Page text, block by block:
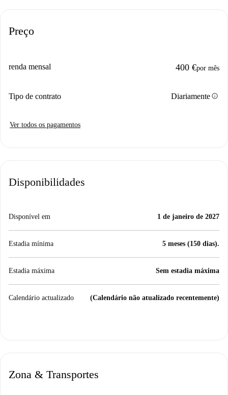
Preço
renda mensal 400 €por mês
Tipo de contrato Diariamenteinfo
Ver todos os pagamentos
Disponibilidades
Disponível em 1 de janeiro de 2027
Estadia mínima 5 meses (150 dias).
Estadia máxima Sem estadia máxima
Calendário actualizado (Calendário não atualizado recentemente)
Zona & Transportes